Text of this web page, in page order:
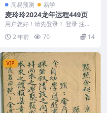
周易预测 易学
麦玲玲2024龙年运程449页
用户您好！请先登录！ 登录 注册
麦玲玲2024龙年运程449页 2408
29 2 年前 70 14
VIP